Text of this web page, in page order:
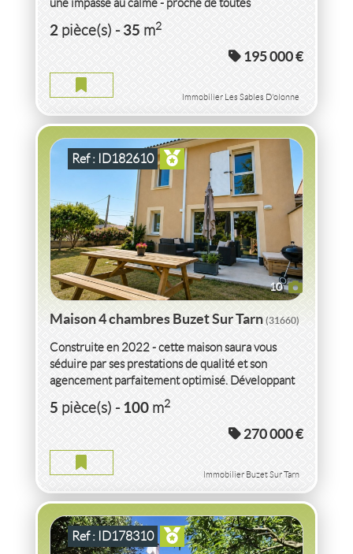
une impasse au calme - proche de toutes
commodités - Venez découvrir cette ravissante
maison...
2pièce(s)-35m2
195 000 €
Immobilier Les Sables D'olonne
10
Ref : ID182610
VENTEMAISON4 CHAMBRESBUZET SUR TARN
(31660)
MAISON 4 CHAMBRES BUZET SUR TARN
5pièce(s)-100m2
Maison 4 chambres Buzet Sur Tarn(31660)
Construite en 2022 - cette maison saura vous
séduire par ses prestations de qualité et son
agencement parfaitement optimisé. Développant
un espace de vie...
5pièce(s)-100m2
270 000 €
Immobilier Buzet Sur Tarn
Ref : ID178310
VENTEMAISONAVEC PISCINEBUZET SUR TARN
(31660)
MAISON AVEC PISCINE BUZET SUR TARN
4pièce(s)-91m2 ( Jardin2 880m2)